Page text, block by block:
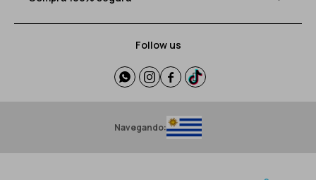
Follow us


 
Navegando: